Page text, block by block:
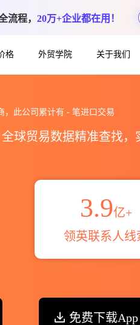
流程， 20万+企业都在用！
格 外贸学院 关于我们
，此公司累计有 - 笔进口交易
球贸易数据精准查找
3.9亿+
领英联系人线
免费下载App